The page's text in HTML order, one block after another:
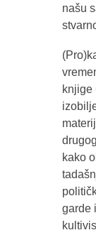
našu
knjige
kako
garde